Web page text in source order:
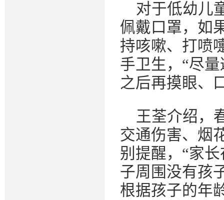
对于低幼儿
佩戴口罩，如
持咳嗽、打喷
手卫生，“尽
之后再摸眼、
王荃介绍，
交通伤害、烟
别提醒，“家
子周围没有孩
根据孩子的年